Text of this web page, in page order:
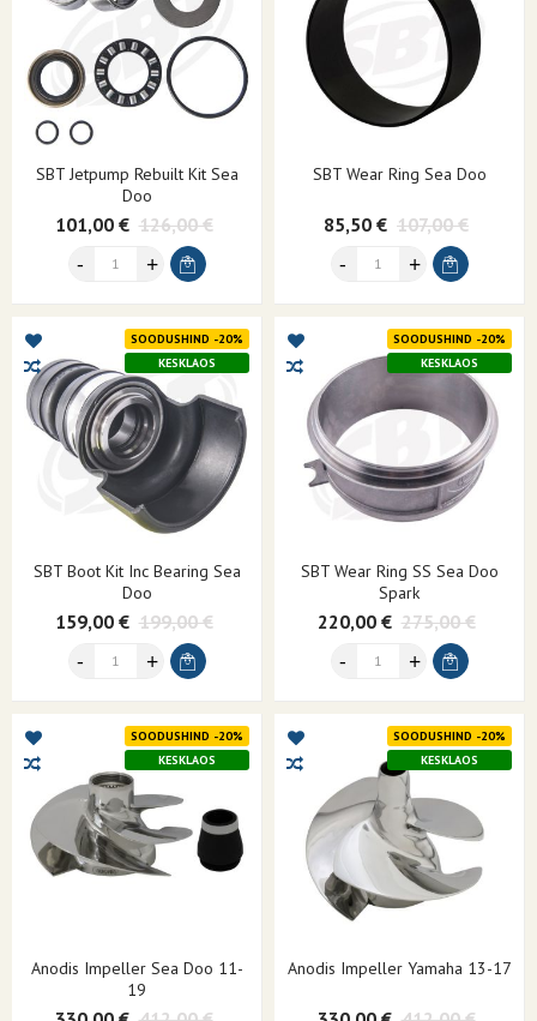
SBT Jetpump Rebuilt Kit Sea
Doo
101,00 € 126,00 €
SBT Wear Ring Sea Doo
85,50 € 107,00 €
SOODUSHIND -20%
KESKLAOS
SBT Boot Kit Inc Bearing Sea
Doo
159,00 € 199,00 €
SOODUSHIND -20%
KESKLAOS
SBT Wear Ring SS Sea Doo
Spark
220,00 € 275,00 €
SOODUSHIND -20%
KESKLAOS
Anodis Impeller Sea Doo 11-
19
SOODUSHIND -20%
KESKLAOS
Anodis Impeller Yamaha 13-17